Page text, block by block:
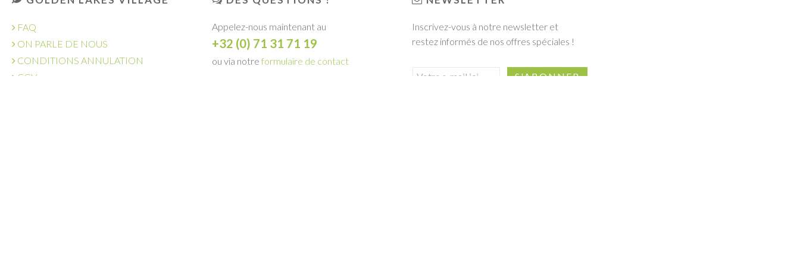
FAQ
ON PARLE DE NOUS
CONDITIONS ANNULATION
CGV
Appelez-nous maintenant au
+32 (0) 71 31 71 19
ou via notre formulaire de contact
Inscrivez-vous à notre newsletter et
restez informés de nos offres spéciales !